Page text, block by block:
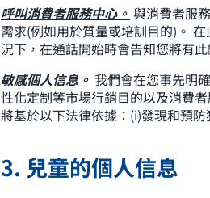
呼叫消費者服務中心。 與消費者服
需求(例如用於質量或培訓目的)。
況下，在通話開始時會告知您將有此
敏感個人信息。 我們會在您事先明
性化定制等市場行銷目的以及消費
將基於以下法律依據：(i)發現和預
3. 兒童的個人信息